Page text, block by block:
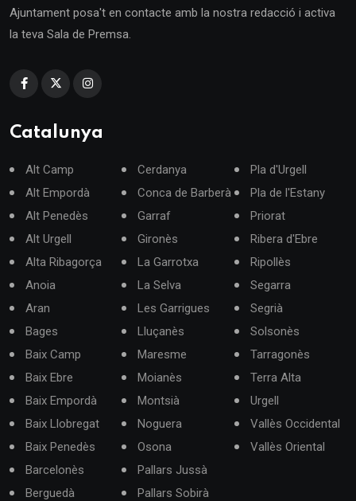
Ajuntament posa't en contacte amb la nostra redacció i activa
la teva Sala de Premsa.
Catalunya
Alt Camp
Alt Empordà
Alt Penedès
Alt Urgell
Alta Ribagorça
Anoia
Aran
Bages
Baix Camp
Baix Ebre
Baix Empordà
Baix Llobregat
Baix Penedès
Barcelonès
Berguedà
Cerdanya
Conca de Barberà
Garraf
Gironès
La Garrotxa
La Selva
Les Garrigues
Lluçanès
Maresme
Moianès
Montsià
Noguera
Osona
Pallars Jussà
Pallars Sobirà
Pla d'Urgell
Pla de l'Estany
Priorat
Ribera d'Ebre
Ripollès
Segarra
Segrià
Solsonès
Tarragonès
Terra Alta
Urgell
Vallès Occidental
Vallès Oriental